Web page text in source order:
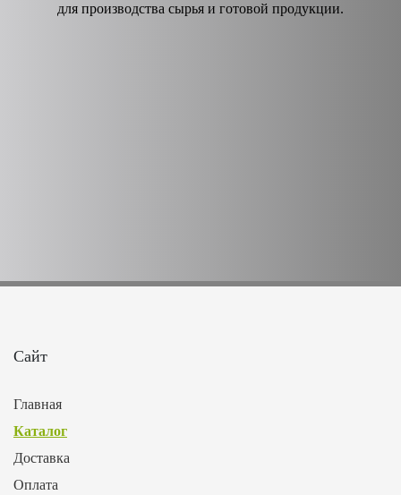
для производства сырья и готовой продукции.
Сайт
Главная
Каталог
Доставка
Оплата